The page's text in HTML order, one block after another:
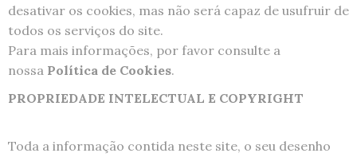
desativar os cookies, mas não será capaz de usufruir de
todos os serviços do site.
Para mais informações, por favor consulte a
nossa Política de Cookies.
PROPRIEDADE INTELECTUAL E COPYRIGHT
Toda a informação contida neste site, o seu desenho